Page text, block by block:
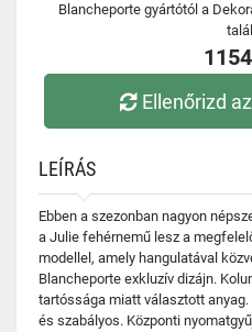
Blancheporte gyártótól a
Ellenőrizd
LEÍRÁS
Ebben a szezonban nagyon
a Julie fehérnemű lesz a
modellel, amely hangulatával
Blancheporte exkluzív dizájn.
tartóssága miatt választott
és szabályos. Központi